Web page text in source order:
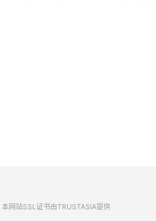
本网站SSL证书由TRUSTASIA提供